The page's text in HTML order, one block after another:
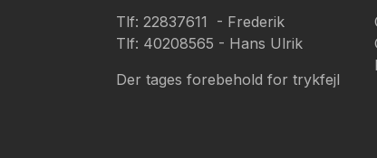
Tlf: 22837611 - Frederik
Tlf: 40208565 - Hans Ulrik
Der tages forebehold for trykfejl